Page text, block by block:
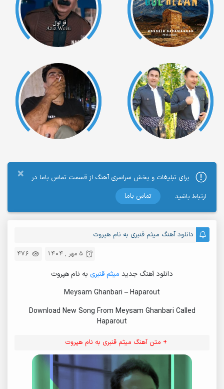
×
برای تبلیغات و پخش سراسری آهنگ از قسمت تماس باما در
ارتباط باشید . .
تماس باما
دانلود آهنگ میثم قنبری به نام هپروت
476 5 مهر , 1404
دانلود آهنگ جدید میثم قنبری به نام هپروت
Meysam Ghanbari – Haparout
Download New Song From Meysam Ghanbari Called
Haparout
+ متن آهنگ میثم قنبری به نام هپروت